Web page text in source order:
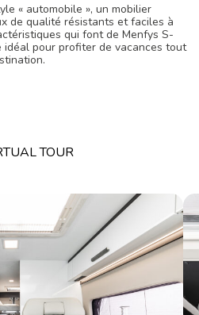
« automobile », un mobilier
de qualité résistants et faciles à
qui font de Menfys S-
idéal pour profiter de vacances tout
TOUR